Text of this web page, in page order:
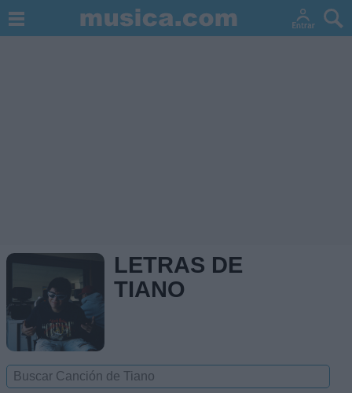
LETRAS DE
TIANO